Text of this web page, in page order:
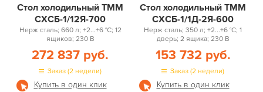
Стол холодильный ТММ
СХСБ-1/12Я-700
Нерж сталь; 660 л; +2...+6 °С; 12
ящиков; 230 В
272 837 руб.
Заказ (2 недели)
Купить в один клик
Стол холодильный ТММ
СХСБ-1/1Д-2Я-600
Нерж сталь; 350 л; +2...+6 °С; 1
дверь; 2 ящика; 230 В
153 732 руб.
Заказ (2 недели)
Купить в один клик